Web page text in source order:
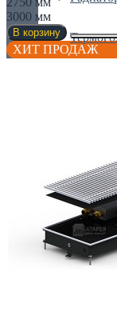
Все для
3000 мм
В корзину
ХИТ ПРОДАЖ